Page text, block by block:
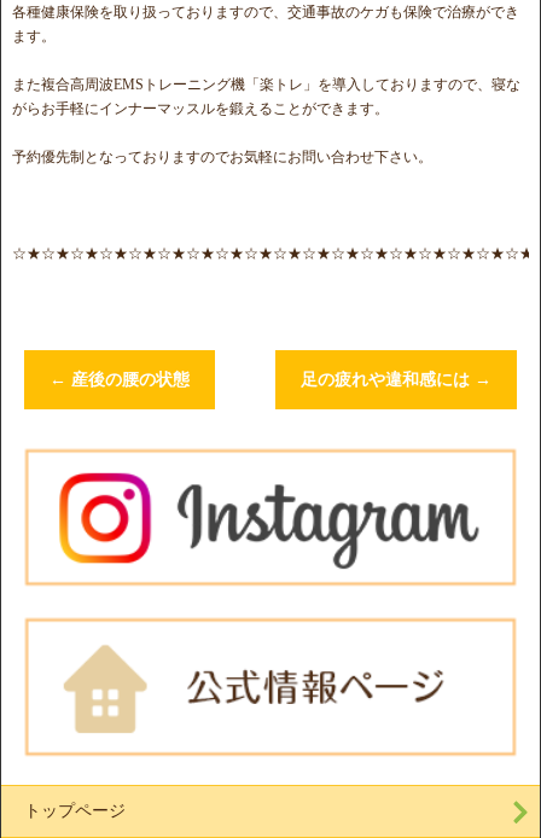
各種健康保険を取り扱っておりますので、交通事故のケガも保険で治療ができ
ます。
また複合高周波EMSトレーニング機「楽トレ」を導入しておりますので、寝な
がらお手軽にインナーマッスルを鍛えることができます。
予約優先制となっておりますのでお気軽にお問い合わせ下さい。
← 産後の腰の状態 足の疲れや違和感には →
トップページ